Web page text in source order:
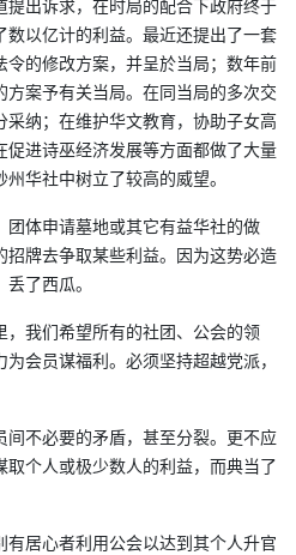
出诉求，在时局的配合下政府终于
以亿计的利益。最近还提出了一套
的修改方案，并呈於当局；数年前
案予有关当局。在同当局的多次交
纳；在维护华文教育，协助子女高
进诗巫经济发展等方面都做了大量
华社中树立了较高的威望。
体申请墓地或其它有益华社的做
牌去争取某些利益。因为这势必造
了西瓜。
我们希望所有的社团、公会的领
会员谋福利。必须坚持超越党派，
不必要的矛盾，甚至分裂。更不应
个人或极少数人的利益，而典当了
居心者利用公会以达到其个人升官